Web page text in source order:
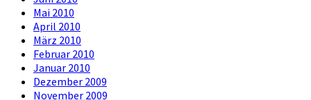
Mai 2010
April 2010
März 2010
Februar 2010
Januar 2010
Dezember 2009
November 2009